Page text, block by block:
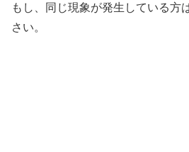
もし、同じ現象が発生している方
さい。